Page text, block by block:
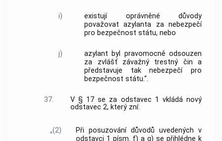
i)
existují oprávněné důvody
považovat azylanta za nebezpečí
pro bezpečnost státu, nebo
j)
azylant byl pravomocně odsouzen
za zvlášť závažný trestný čin a
představuje tak nebezpečí pro
bezpečnost státu.“.
37.
V § 17 se za odstavec 1 vkládá nový
odstavec 2, který zní:
„(2)
Při posuzování důvodů uvedených v
odstavci 1 písm. f) a g) se přihlédne k